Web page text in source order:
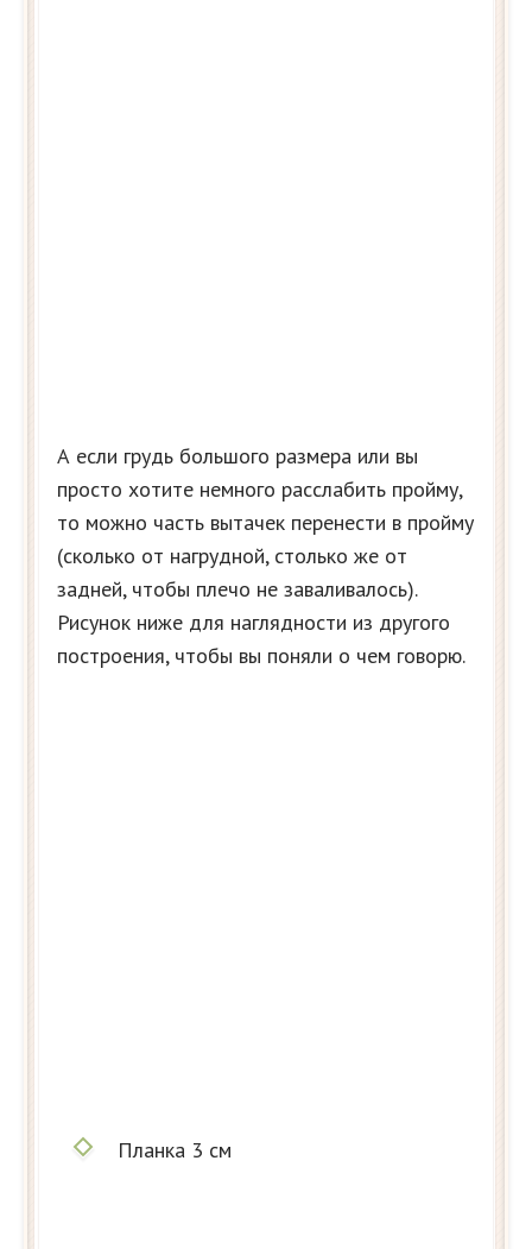
А если грудь большого размера или вы
просто хотите немного расслабить пройму,
то можно часть вытачек перенести в пройму
(сколько от нагрудной, столько же от
задней, чтобы плечо не заваливалось).
Рисунок ниже для наглядности из другого
построения, чтобы вы поняли о чем говорю.
Планка 3 см